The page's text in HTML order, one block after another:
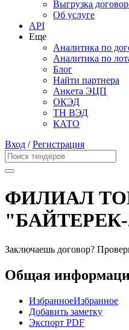
Выгрузка
Об услуге
API
Еще
Аналитика по
Аналитика по
Блог
Найти партнера
Анкета ЭЦП
ОКЭД
ТН ВЭД
КАТО
Вход /Регистрация
ФИЛИАЛ
"БАЙТЕРЕК-
Заключаешь договор?
Общая
ИзбранноеИзбранное
Добавить заметку
Экспорт PDF